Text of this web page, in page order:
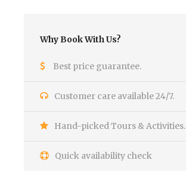
Why Book With Us?
Best price guarantee.
Customer care available 24/7.
Hand-picked Tours & Activities.
Quick availability check